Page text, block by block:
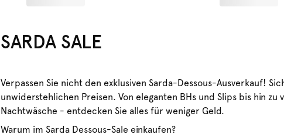
SARDA SALE
Verpassen Sie nicht den exklusiven Sarda-Dessous-Ausverkauf!
unwiderstehlichen Preisen. Von eleganten BHs und Slips bis hin
Nachtwäsche - entdecken Sie alles für weniger Geld.
Warum im Sarda Dessous-Sale einkaufen?